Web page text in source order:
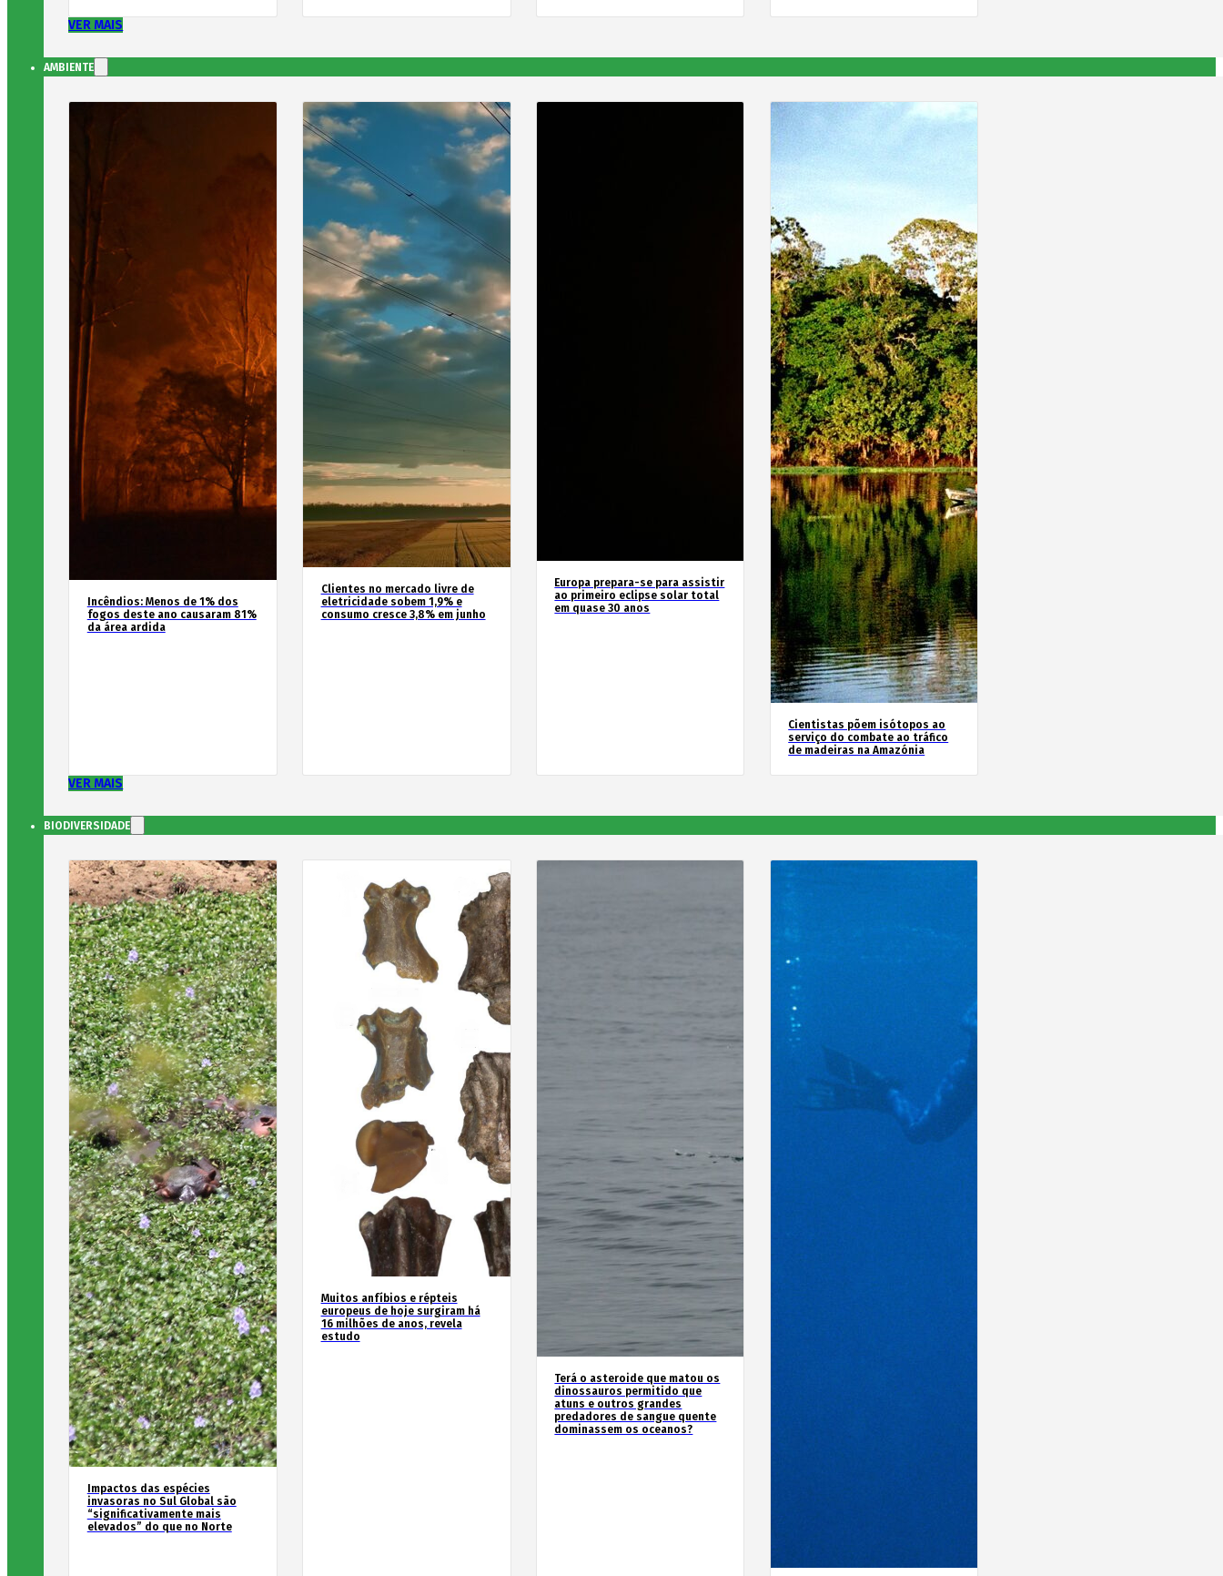
VER MAIS
AMBIENTE
Incêndios: Menos de 1% dos
fogos deste ano causaram 81%
da área ardida
Clientes no mercado livre de
eletricidade sobem 1,9% e
consumo cresce 3,8% em junho
Europa prepara-se para assistir
ao primeiro eclipse solar total
em quase 30 anos
Cientistas põem isótopos ao
serviço do combate ao tráfico
de madeiras na Amazónia
VER MAIS
BIODIVERSIDADE
Impactos das espécies
invasoras no Sul Global são
“significativamente mais
elevados” do que no Norte
Muitos anfíbios e répteis
europeus de hoje surgiram há
16 milhões de anos, revela
estudo
Terá o asteroide que matou os
dinossauros permitido que
atuns e outros grandes
predadores de sangue quente
dominassem os oceanos?